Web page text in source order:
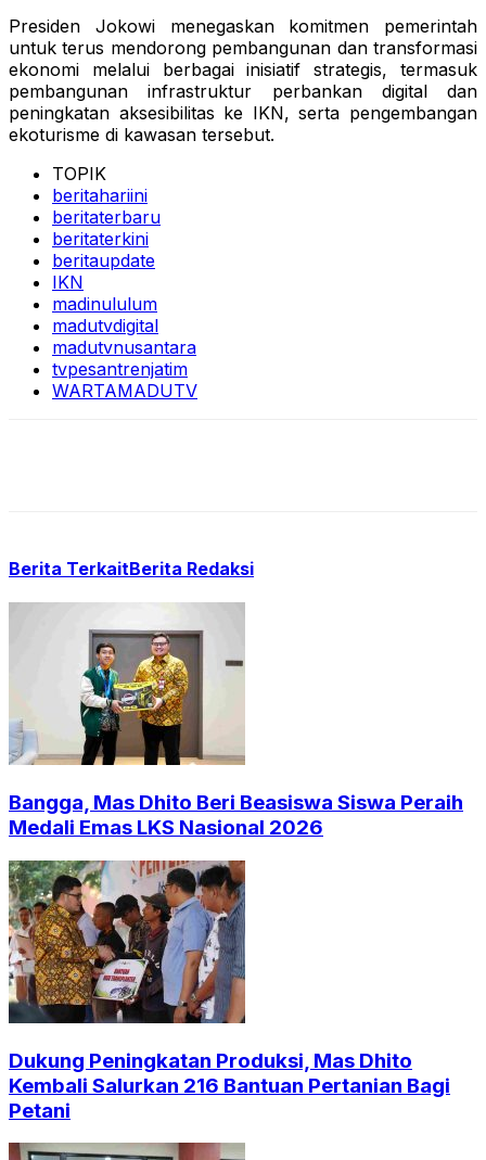
Presiden Jokowi menegaskan komitmen pemerintah
untuk terus mendorong pembangunan dan transformasi
ekonomi melalui berbagai inisiatif strategis, termasuk
pembangunan infrastruktur perbankan digital dan
peningkatan aksesibilitas ke IKN, serta pengembangan
ekoturisme di kawasan tersebut.
TOPIK
beritahariini
beritaterbaru
beritaterkini
beritaupdate
IKN
madinululum
madutvdigital
madutvnusantara
tvpesantrenjatim
WARTAMADUTV
Berita TerkaitBerita Redaksi
Bangga, Mas Dhito Beri Beasiswa Siswa Peraih
Medali Emas LKS Nasional 2026
Dukung Peningkatan Produksi, Mas Dhito
Kembali Salurkan 216 Bantuan Pertanian Bagi
Petani